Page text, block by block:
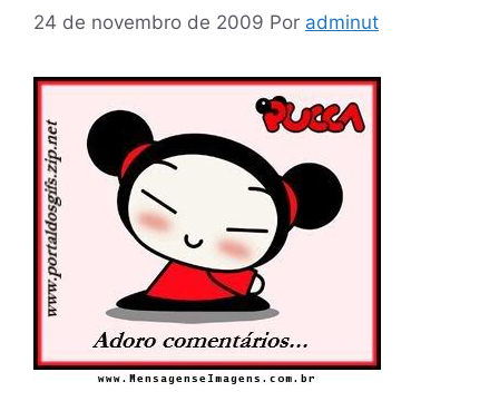
24 de novembro de 2009 Por adminut